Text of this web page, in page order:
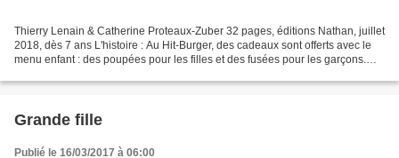
Thierry Lenain & Catherine Proteaux-Zuber 32 pages, éditions Nathan, juillet
2018, dès 7 ans L'histoire : Au Hit-Burger, des cadeaux sont offerts avec le
menu enfant : des poupées pour les filles et des fusées pour les garçons.
Grande fille
Publié le 16/03/2017 à 06:00